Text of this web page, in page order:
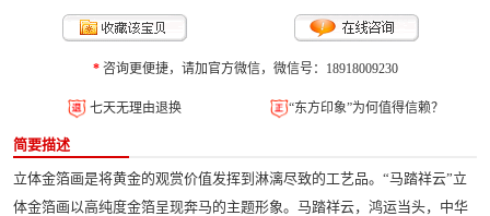
*咨询更便捷，请加官方微信，微信号：18918009230
七天无理由退换 “东方印象”为何值得信赖？
简要描述
立体金箔画是将黄金的观赏价值发挥到淋漓尽致的工艺品。“马踏祥云”立
体金箔画以高纯度金箔呈现奔马的主题形象。马踏祥云，鸿运当头，中华